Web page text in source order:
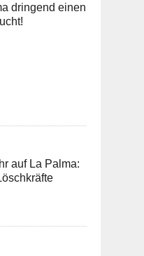
dringend einen
auf La Palma: